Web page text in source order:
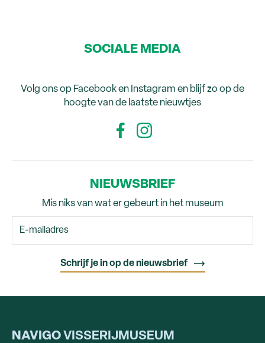
SOCIALE MEDIA
Volg ons op Facebook en Instagram en blijf zo op de
hoogte van de laatste nieuwtjes
NIEUWSBRIEF
Mis niks van wat er gebeurt in het museum
NAVIGOVISSERIJMUSEUM